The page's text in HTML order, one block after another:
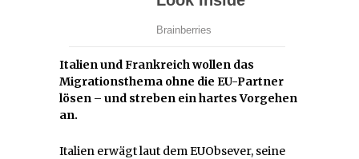
Italien und Frankreich wollen das
Migrationsthema ohne die EU-Partner
lösen – und streben ein hartes Vorgehen
an.
Italien erwägt laut dem EUObsever, seine